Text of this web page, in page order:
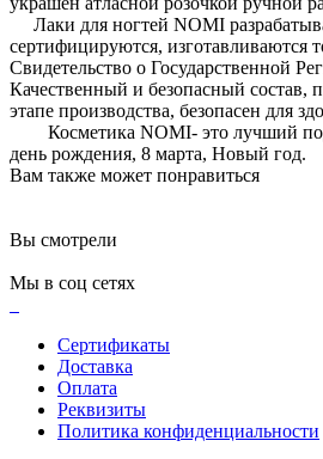
Лаки для ногтей NOMI
сертифицируются, изготавливаются
Свидетельство о Государственной
Качественный и безопасный состав,
этапе производства, безопасен для
Косметика NOMI- это лучший
день рождения, 8 марта, Новый год.
Вам также может понравиться
Вы смотрели
Мы в соц сетях
Сертификаты
Доставка
Оплата
Реквизиты
Политика конфиденциальности